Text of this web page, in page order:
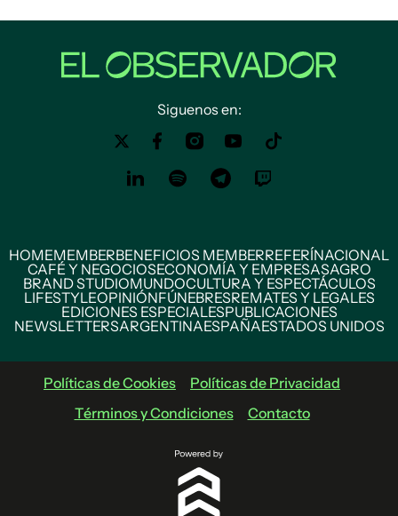
Siguenos en:
HOMEMEMBERBENEFICIOS MEMBERREFERÍNACIONAL
CAFÉ Y NEGOCIOSECONOMÍA Y EMPRESASAGRO
BRAND STUDIOMUNDOCULTURA Y ESPECTÁCULOS
LIFESTYLEOPINIÓNFÚNEBRESREMATES Y LEGALES
EDICIONES ESPECIALESPUBLICACIONES
NEWSLETTERSARGENTINAESPAÑAESTADOS UNIDOS
Políticas de Cookies
Políticas de Privacidad
Términos y Condiciones
Contacto